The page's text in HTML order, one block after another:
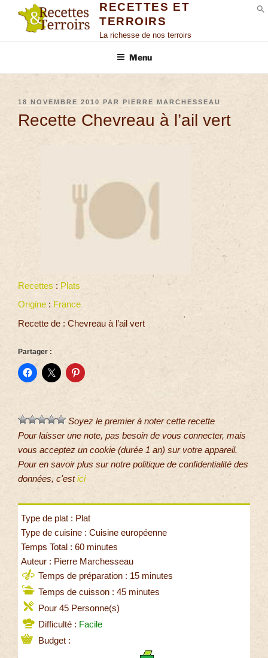
RECETTES ET
TERROIRS
La richesse de nos terroirs
Menu
18 NOVEMBRE 2010 PAR PIERRE MARCHESSEAU
Recette Chevreau à l’ail vert
Recettes : Plats
Origine : France
Recette de : Chevreau à l’ail vert
Partager :
Soyez le premier à noter cette recette
Pour laisser une note, pas besoin de vous connecter, mais
vous acceptez un cookie (durée 1 an) sur votre appareil.
Pour en savoir plus sur notre politique de confidentialité des
données, c'estici
Type de plat : Plat
Type de cuisine : Cuisine européenne
Temps Total : 60 minutes
Auteur : Pierre Marchesseau
Temps de préparation : 15 minutes
Temps de cuisson : 45 minutes
Pour 45 Personne(s)
Difficulté : Facile
Budget :